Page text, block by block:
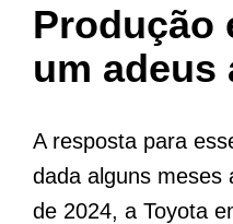
Produção
um adeus
A resposta para
dada alguns meses
de 2024, a Toyota